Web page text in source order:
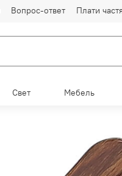
Вопрос-ответ Плати
Свет Мебель